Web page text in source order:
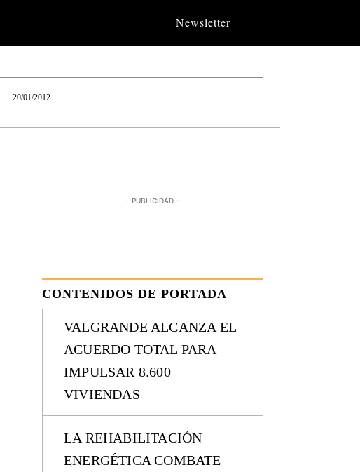
Newsletter
20/01/2012
- PUBLICIDAD -
CONTENIDOS DE PORTADA
VALGRANDE ALCANZA EL
ACUERDO TOTAL PARA
IMPULSAR 8.600
VIVIENDAS
LA REHABILITACIÓN
ENERGÉTICA COMBATE